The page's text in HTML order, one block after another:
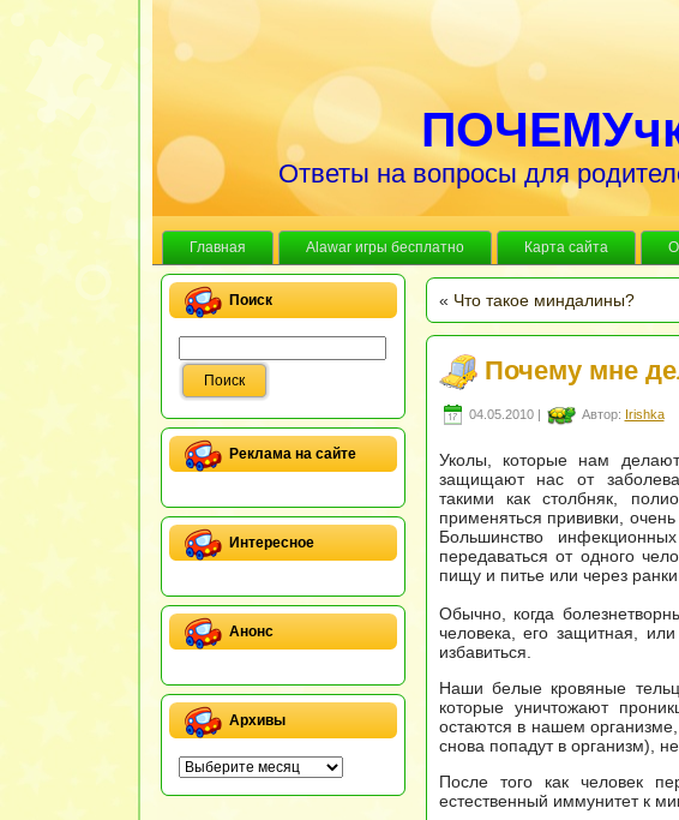
Ответы на вопросы для
Главная Alawar игры бесплатно Карта сайта О
Поиск
Реклама на сайте
Интересное
Анонс
Архивы
« Что такое миндалины?
Почему мне
04.05.2010 | Автор: Irishka
Уколы, которые нам
защищают нас от
такими как столбняк,
применяться прививки,
Большинство
передаваться от одного
пищу и питье или через
Обычно, когда
человека, его защитная,
избавиться.
Наши белые кровяные
которые уничтожают
остаются в нашем
снова попадут в организм),
После того как человек
естественный иммунитет к